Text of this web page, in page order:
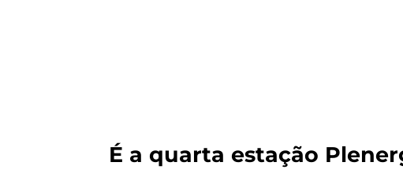
É a quarta estação